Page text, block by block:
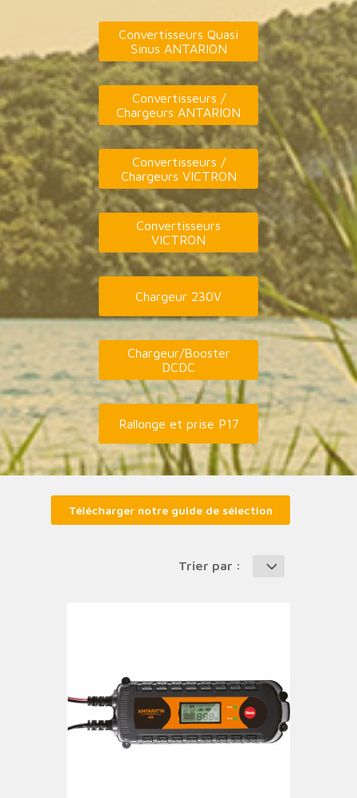
Convertisseurs Quasi
Sinus ANTARION
Convertisseurs /
Chargeurs ANTARION
Convertisseurs /
Chargeurs VICTRON
Convertisseurs
VICTRON
Chargeur 230V
Chargeur/Booster
DCDC
Rallonge et prise P17
Télécharger notre guide de sélection
Trier par :